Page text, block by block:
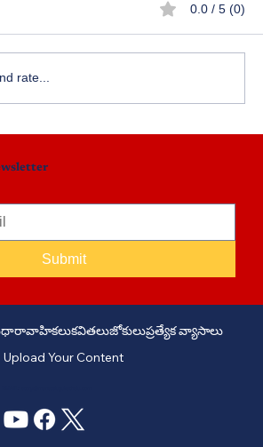
0.0 / 5 (0)
rate...
Submit
ధారావాహికలుకవితలుజోకులుప్రత్యేక వ్యాసాలు
Upload Your Content